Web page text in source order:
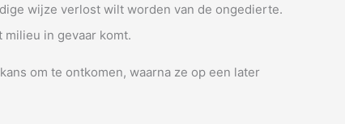
wijze verlost wilt worden van de ongedierte.
in gevaar komt.
om te ontkomen, waarna ze op een later